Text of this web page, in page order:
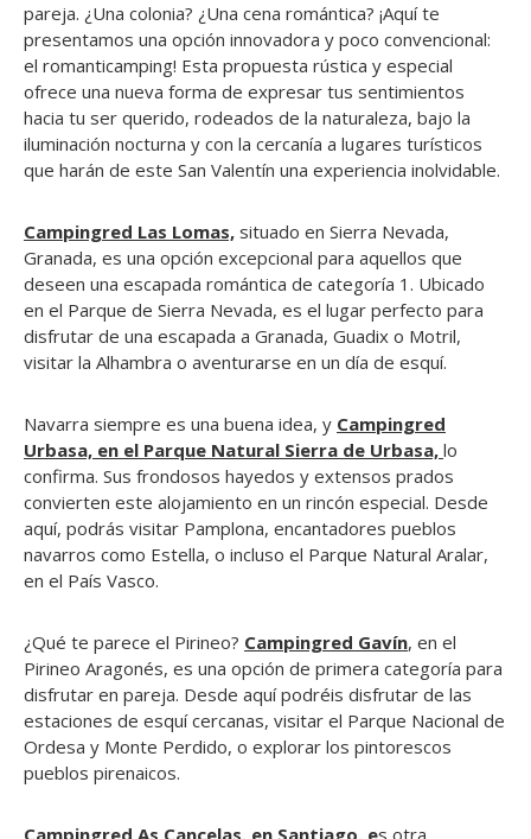
pareja. ¿Una colonia? ¿Una cena romántica? ¡Aquí te
presentamos una opción innovadora y poco convencional:
el romanticamping! Esta propuesta rústica y especial
ofrece una nueva forma de expresar tus sentimientos
hacia tu ser querido, rodeados de la naturaleza, bajo la
iluminación nocturna y con la cercanía a lugares turísticos
que harán de este San Valentín una experiencia inolvidable.
Campingred Las Lomas, situado en Sierra Nevada,
Granada, es una opción excepcional para aquellos que
deseen una escapada romántica de categoría 1. Ubicado
en el Parque de Sierra Nevada, es el lugar perfecto para
disfrutar de una escapada a Granada, Guadix o Motril,
visitar la Alhambra o aventurarse en un día de esquí.
Navarra siempre es una buena idea, y Campingred
Urbasa, en el Parque Natural Sierra de Urbasa, lo
confirma. Sus frondosos hayedos y extensos prados
convierten este alojamiento en un rincón especial. Desde
aquí, podrás visitar Pamplona, encantadores pueblos
navarros como Estella, o incluso el Parque Natural Aralar,
en el País Vasco.
¿Qué te parece el Pirineo? Campingred Gavín, en el
Pirineo Aragonés, es una opción de primera categoría para
disfrutar en pareja. Desde aquí podréis disfrutar de las
estaciones de esquí cercanas, visitar el Parque Nacional de
Ordesa y Monte Perdido, o explorar los pintorescos
pueblos pirenaicos.
Campingred As Cancelas, en Santiago, es otra